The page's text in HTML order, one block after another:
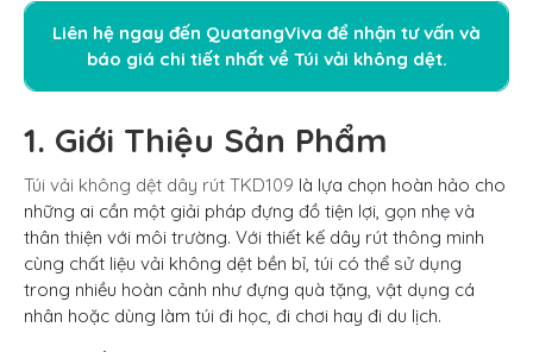
Liên hệ ngay đến QuatangViva để nhận tư vấn và
báo giá chi tiết nhất về Túi vải không dệt.
1. Giới Thiệu Sản Phẩm
Túi vải không dệt dây rút TKD109 là lựa chọn hoàn hảo cho
những ai cần một giải pháp đựng đồ tiện lợi, gọn nhẹ và
thân thiện với môi trường. Với thiết kế dây rút thông minh
cùng chất liệu vải không dệt bền bỉ, túi có thể sử dụng
trong nhiều hoàn cảnh như đựng quà tặng, vật dụng cá
nhân hoặc dùng làm túi đi học, đi chơi hay đi du lịch.